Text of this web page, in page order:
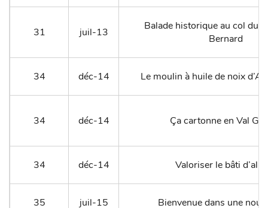
31 juil-13
Balade historique au col du
Bernard
34 déc-14 Le moulin à huile de noix
34 déc-14 Ça cartonne en Val
34 déc-14 Valoriser le bâti
35 juil-15 Bienvenue dans une